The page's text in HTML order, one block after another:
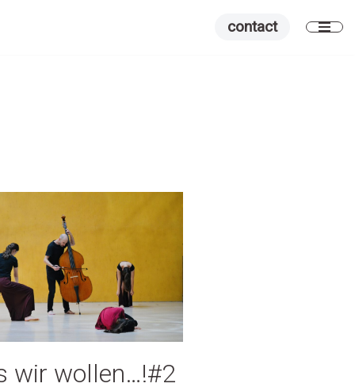
contact
wir wollen…!#2